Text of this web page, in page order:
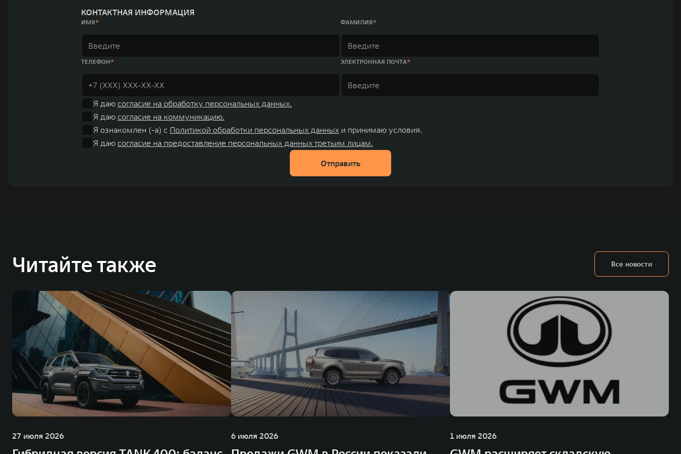
КОНТАКТНАЯ ИНФОРМАЦИЯ
ИМЯ ФАМИЛИЯ
ТЕЛЕФОН ЭЛЕКТРОННАЯ ПОЧТА
Я даю согласие на обработку персональных данных.
Я даю согласие на коммуникацию.
Я ознакомлен (-а) с Политикой обработки персональных данных и принимаю условия.
Я даю согласие на предоставление персональных данных третьим лицам.
Отправить
Читайте также Все новости
27 июля 2026 6 июля 2026 1 июля 2026